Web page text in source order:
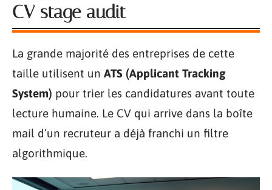
CV stage audit
La grande majorité des entreprises de cette
taille utilisent un ATS (Applicant Tracking
System) pour trier les candidatures avant toute
lecture humaine. Le CV qui arrive dans la boîte
mail d’un recruteur a déjà franchi un filtre
algorithmique.